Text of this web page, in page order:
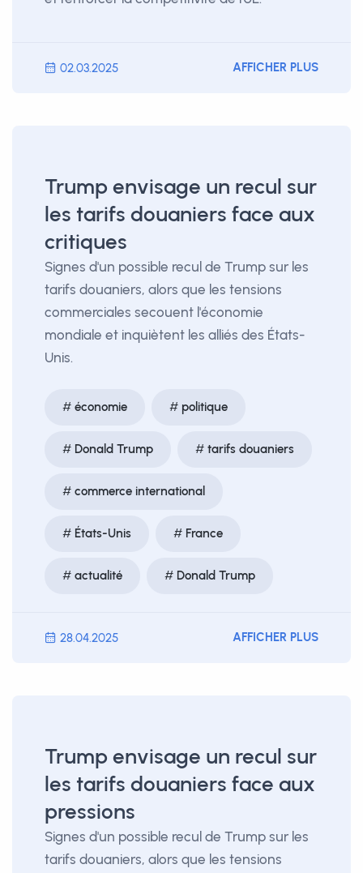
02.03.2025 AFFICHER PLUS
Trump envisage un recul sur
les tarifs douaniers face aux
critiques
Signes d'un possible recul de Trump sur les
tarifs douaniers, alors que les tensions
commerciales secouent l'économie
mondiale et inquiètent les alliés des États-
Unis.
économie politique
Donald Trump tarifs douaniers
commerce international
États-Unis France
actualité Donald Trump
28.04.2025 AFFICHER PLUS
Trump envisage un recul sur
les tarifs douaniers face aux
pressions
Signes d'un possible recul de Trump sur les
tarifs douaniers, alors que les tensions